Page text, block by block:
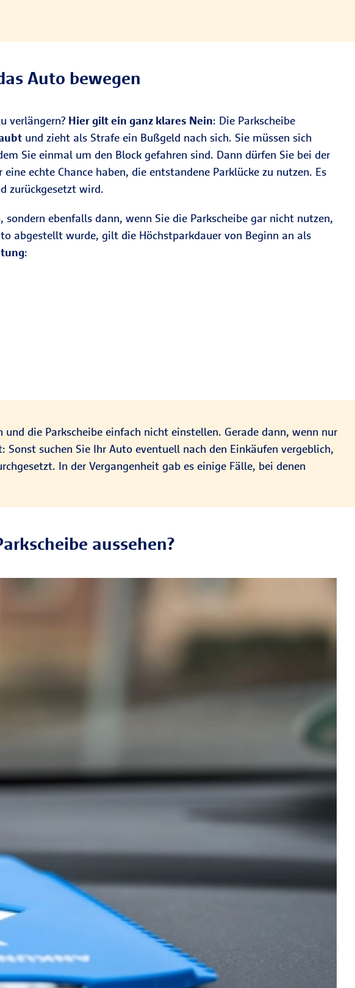
Auto bewegen
verlängern? Hier gilt ein ganz klares Nein: Die Parkscheibe
und zieht als Strafe ein Bußgeld nach sich. Sie müssen sich
Sie einmal um den Block gefahren sind. Dann dürfen Sie bei der
echte Chance haben, die entstandene Parklücke zu nutzen. Es
zurückgesetzt wird.
ebenfalls dann, wenn Sie die Parkscheibe gar nicht nutzen,
abgestellt wurde, gilt die Höchstparkdauer von Beginn an als
:
und die Parkscheibe einfach nicht einstellen. Gerade dann, wenn nur
suchen Sie Ihr Auto eventuell nach den Einkäufen vergeblich,
In der Vergangenheit gab es einige Fälle, bei denen
aussehen?